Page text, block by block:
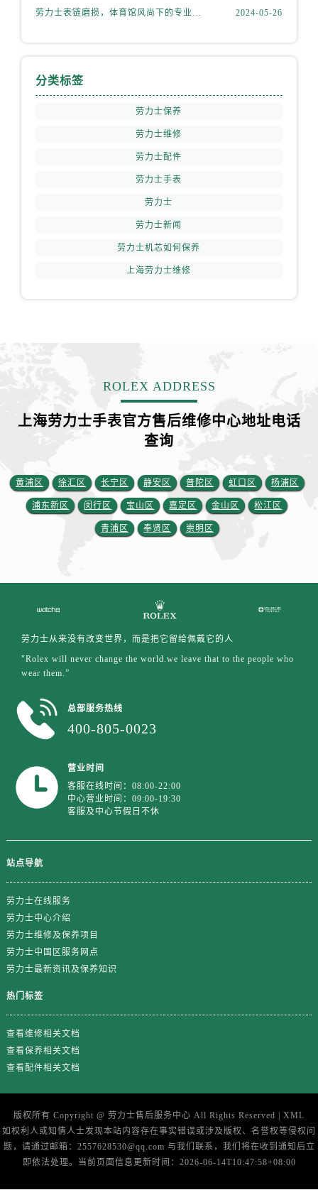
劳力士表链磨损，体育馆风尚下的专业修复之道 2024-05-26
分类标签
劳力士保养
劳力士维修
劳力士配件
劳力士手表
劳力士
劳力士新闻
劳力士机芯如何保养
上海劳力士维修
ROLEX ADDRESS
上海劳力士手表官方售后维修中心地址电话
查询
黄浦区 徐汇区 长宁区 静安区 普陀区 虹口区 杨浦区
浦东新区 闵行区 宝山区 嘉定区 金山区 松江区
青浦区 奉贤区 崇明区
劳力士从来没有改变世界，而是把它留给佩戴它的人
"Rolex will never change the world.we leave that to the people who
wear them.”
总部服务热线
400-805-0023
营业时间
客服在线时间：08:00-22:00
中心营业时间：09:00-19:30
客服及中心节假日不休
站点导航
劳力士在线服务
劳力士中心介绍
劳力士维修及保养项目
劳力士中国区服务网点
劳力士最新资讯及保养知识
热门标签
查看维修相关文档
查看保养相关文档
查看配件相关文档
版权所有 Copyright @ 劳力士售后服务中心 All Rights Reserved | XML
如权利人或知情人士发现本站内容存在事实错误或涉及版权、名誉权等侵权问
题，请通过邮箱：2557628530@qq.com 与我们联系，我们将在收到通知后立
即依法处理。当前页面信息更新时间：2026-06-14T10:47:58+08:00